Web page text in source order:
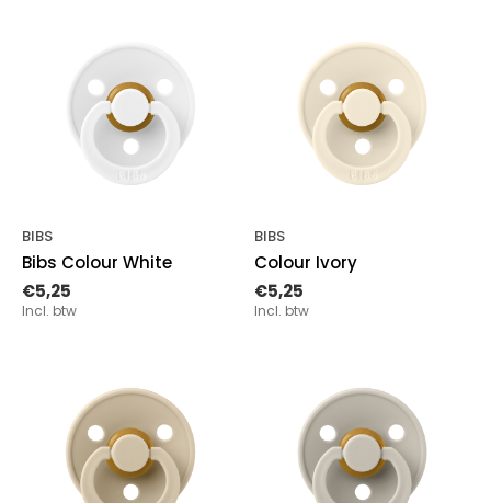
BIBS
Bibs Colour White
€5,25
Incl. btw
BIBS
Colour Ivory
€5,25
Incl. btw